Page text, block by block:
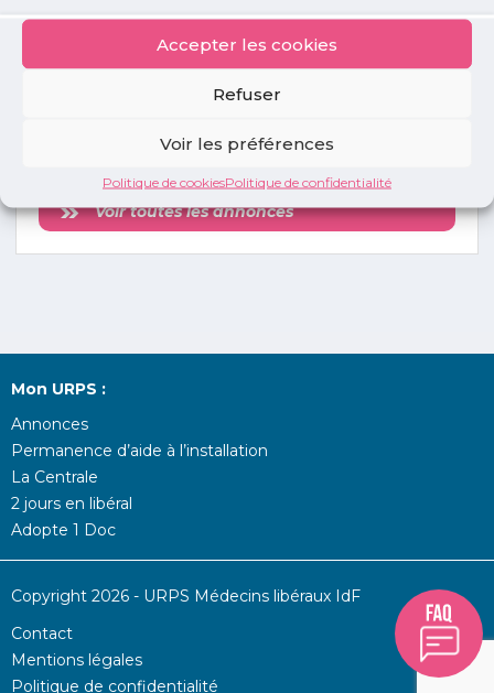
Accepter les cookies
Refuser
Voir les préférences
Politique de cookiesPolitique de confidentialité
annonces
Voir toutes les annonces
Mon URPS :
Annonces
Permanence d’aide à l’installation
La Centrale
2 jours en libéral
Adopte 1 Doc
Copyright 2026 - URPS Médecins libéraux IdF
Contact
Mentions légales
Politique de confidentialité